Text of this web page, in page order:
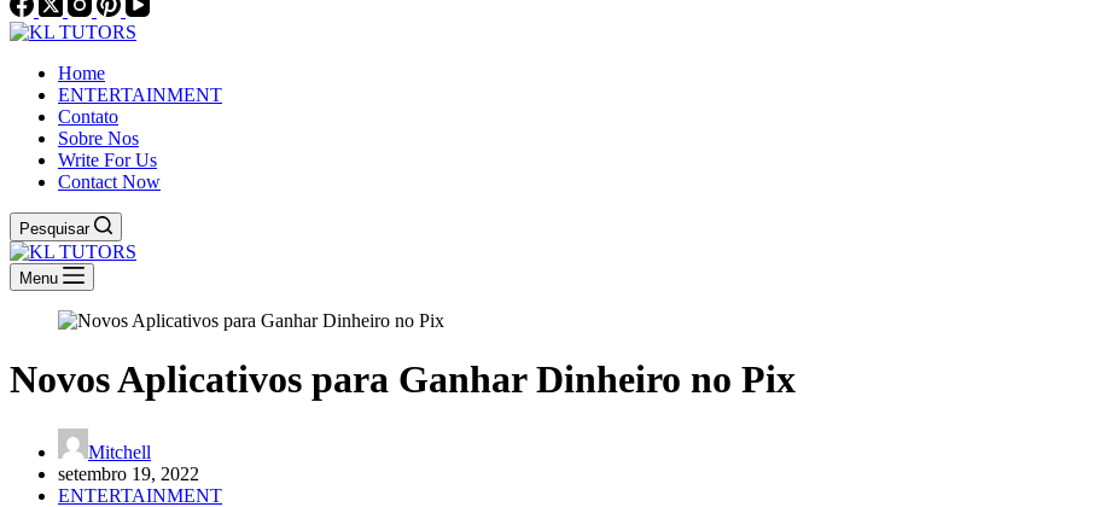
Home
ENTERTAINMENT
Contato
Sobre Nos
Write For Us
Contact Now
Pesquisar
Menu
Novos Aplicativos para Ganhar Dinheiro no Pix
Mitchell
setembro 19, 2022
ENTERTAINMENT